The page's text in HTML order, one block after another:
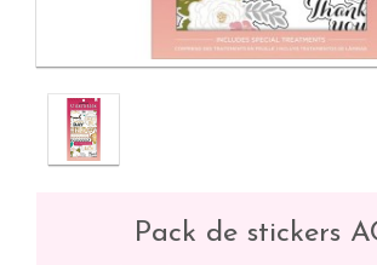
Pack de stickers